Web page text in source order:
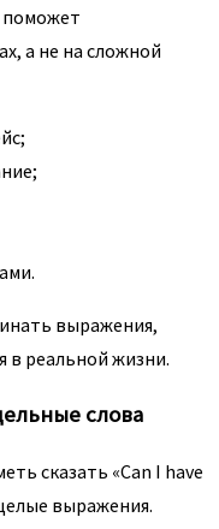
поможет
а не на сложной
выражения,
в реальной жизни.
слова
сказать «Can I have
выражения.